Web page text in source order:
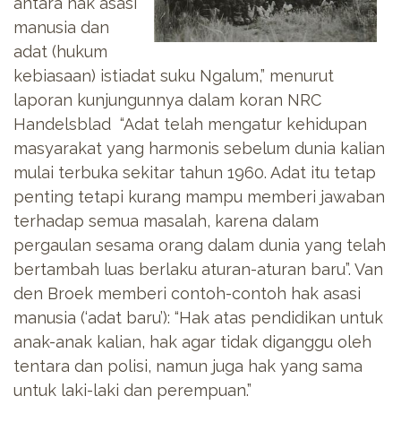
manusia dan
adat (hukum
kebiasaan) istiadat suku Ngalum,” menurut
laporan kunjungunnya dalam koran NRC
Handelsblad “Adat telah mengatur kehidupan
masyarakat yang harmonis sebelum dunia kalian
mulai terbuka sekitar tahun 1960. Adat itu tetap
penting tetapi kurang mampu memberi jawaban
terhadap semua masalah, karena dalam
pergaulan sesama orang dalam dunia yang telah
bertambah luas berlaku aturan-aturan baru”. Van
den Broek memberi contoh-contoh hak asasi
manusia (‘adat baru’): “Hak atas pendidikan untuk
anak-anak kalian, hak agar tidak diganggu oleh
tentara dan polisi, namun juga hak yang sama
untuk laki-laki dan perempuan.”